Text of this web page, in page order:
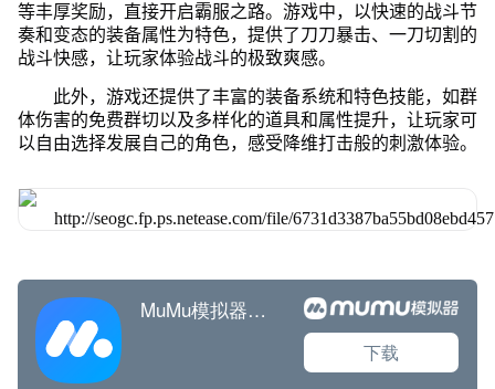
等丰厚奖励，直接开启霸服之路。游戏中，以快速的战斗节
奏和变态的装备属性为特色，提供了刀刀暴击、一刀切割的
战斗快感，让玩家体验战斗的极致爽感。
此外，游戏还提供了丰富的装备系统和特色技能，如群
体伤害的免费群切以及多样化的道具和属性提升，让玩家可
以自由选择发展自己的角色，感受降维打击般的刺激体验。